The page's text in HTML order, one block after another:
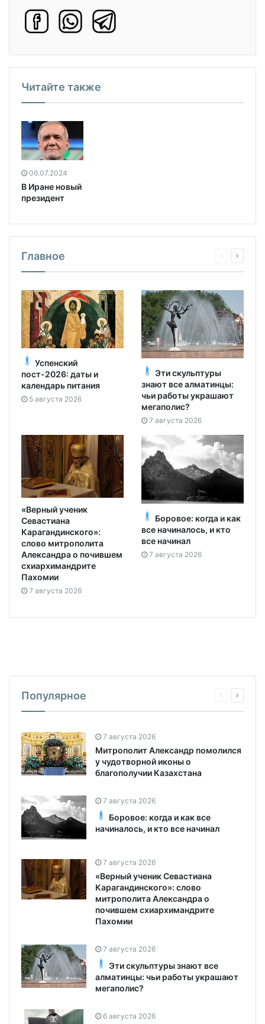
Читайте также
06.07.2024
В Иране новый
президент
Главное
Успенский
пост-2026: даты и
календарь питания
5 августа 2026
Эти скульптуры
знают все алматинцы:
чьи работы украшают
мегаполис?
7 августа 2026
«Верный ученик
Севастиана
Карагандинского»:
слово митрополита
Александра о почившем
схиархимандрите
Пахомии
7 августа 2026
Боровое: когда и как
все начиналось, и кто
все начинал
7 августа 2026
Популярное
7 августа 2026
Митрополит Александр помолился
у чудотворной иконы о
благополучии Казахстана
7 августа 2026
Боровое: когда и как все
начиналось, и кто все начинал
7 августа 2026
«Верный ученик Севастиана
Карагандинского»: слово
митрополита Александра о
почившем схиархимандрите
Пахомии
7 августа 2026
Эти скульптуры знают все
алматинцы: чьи работы украшают
мегаполис?
6 августа 2026